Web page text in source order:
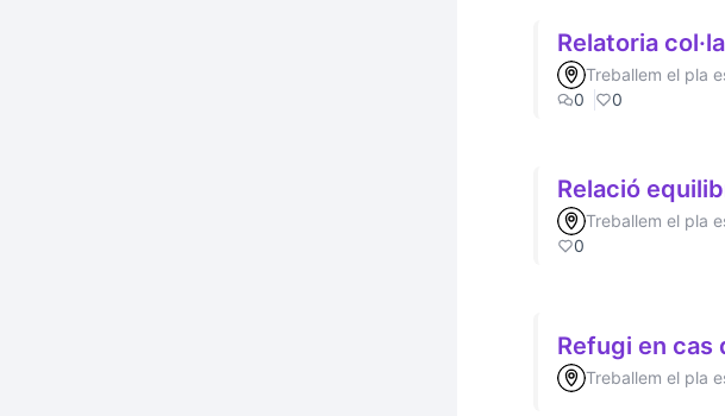
Relatoria
Treballem el pla
0
0
Relació
Treballem el pla
0
Refugi en cas
Treballem el pla